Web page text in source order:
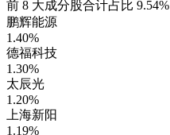
前 8 大成分股合计占比 9.54%
鹏辉能源
1.40%
德福科技
1.30%
太辰光
1.20%
上海新阳
1.19%